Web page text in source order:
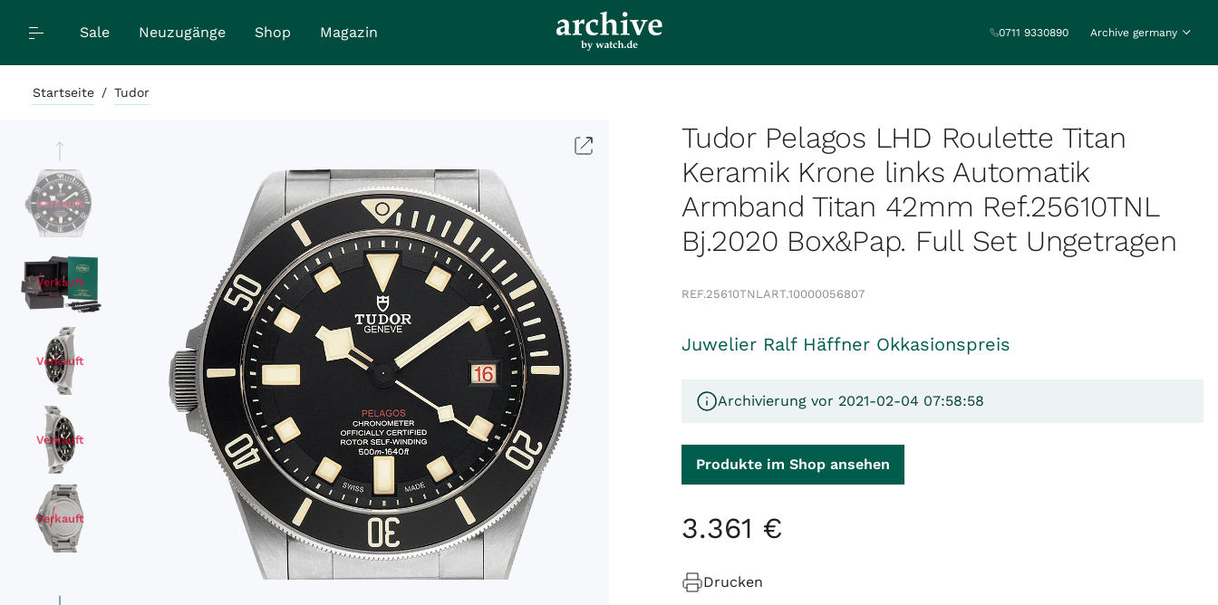
Sale Neuzugänge Shop Magazin 0711 9330890 Archive germany
Startseite / Tudor
Tudor Pelagos LHD Roulette Titan
Keramik Krone links Automatik
Armband Titan 42mm Ref.25610TNL
Bj.2020 Box&Pap. Full Set Ungetragen
Verkauft
Verkauft
Verkauft
Verkauft
Verkauft
Verkauft
REF.25610TNLART.10000056807
Juwelier Ralf Häffner Okkasionspreis
Archivierung vor 2021-02-04 07:58:58
Produkte im Shop ansehen
3.361 €
Drucken